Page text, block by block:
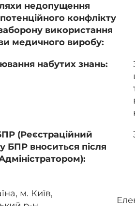
недопущення
конфлікту
заборону використання
медичного виробу:
набутих знань:
(Реєстраційний
БПР вноситься після
м. Київ,